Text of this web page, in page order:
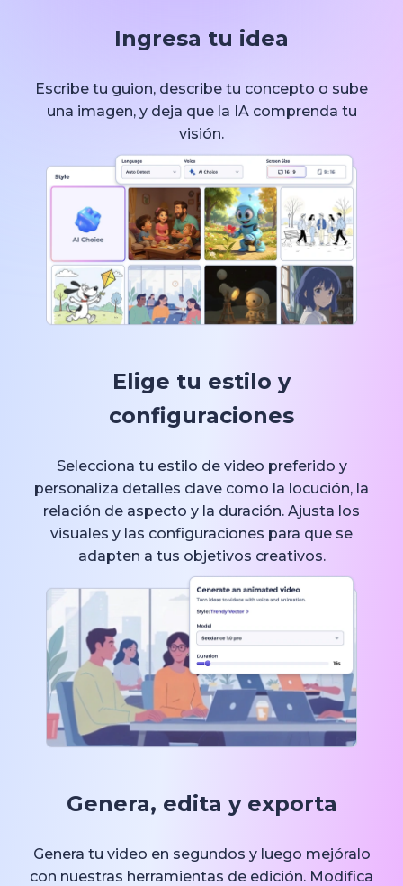
Ingresa tu idea
Escribe tu guion, describe tu concepto o sube
una imagen, y deja que la IA comprenda tu
visión.
Elige tu estilo y
configuraciones
Selecciona tu estilo de video preferido y
personaliza detalles clave como la locución, la
relación de aspecto y la duración. Ajusta los
visuales y las configuraciones para que se
adapten a tus objetivos creativos.
Genera, edita y exporta
Genera tu video en segundos y luego mejóralo
con nuestras herramientas de edición. Modifica